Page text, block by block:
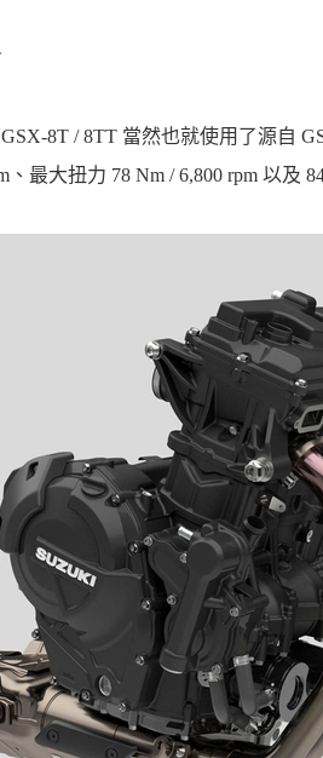
8T / 8TT 當然也就使用了源自
、最大扭力 78 Nm / 6,800 rpm 以及